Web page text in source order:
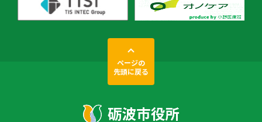
ページの
先頭に戻る